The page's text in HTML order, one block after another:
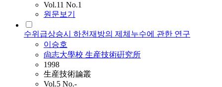
Vol.11 No.1
원문보기
수위급상승시 하천재방의 제체누수에 관한 연구
이승호
尙志大學校 生産技術硏究所
1998
生産技術論叢
Vol.5 No.-